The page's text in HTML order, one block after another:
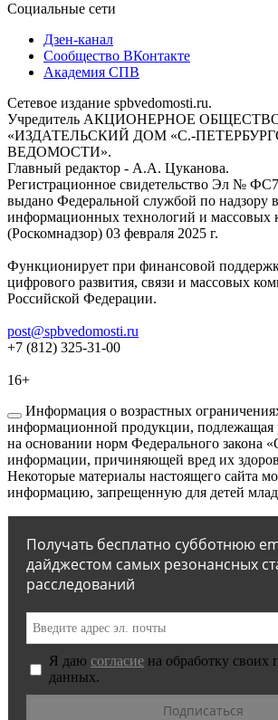
Социальные сети
Дзен-канал
Сообщество ВКонтакте
Академия СПВ
Сетевое издание spbvedomosti.ru.
Учредитель АКЦИОНЕРНОЕ
«ИЗДАТЕЛЬСКИЙ ДОМ «С.-
ВЕДОМОСТИ».
Главный редактор - А.А. Цуканова.
Регистрационное свидетельство Эл №
выдано Федеральной службой по надзору в
информационных технологий и массовых
(Роскомнадзор) 03 февраля 2025 г.
Функционирует при финансовой
цифрового развития, связи и массовых
Российской Федерации.
post@spbvedomosti.ru
+7 (812) 325-31-00
16+
Информация о возрастных
информационной продукции, подлежащая
на основании норм Федерального закона
информации, причиняющей вред их
Некоторые материалы настоящего сайта
информацию, запрещенную для детей
Получать бесплатно субботнюю
дайджестом самых резонансных
расследований
Я даю согласие на обработку своих
данных.